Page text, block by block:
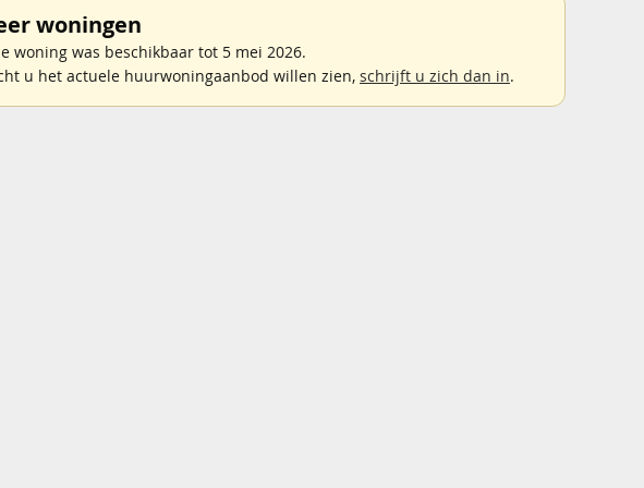
woningen
woning was beschikbaar tot 5 mei 2026.
u het actuele huurwoningaanbod willen zien, schrijft u zich dan in.